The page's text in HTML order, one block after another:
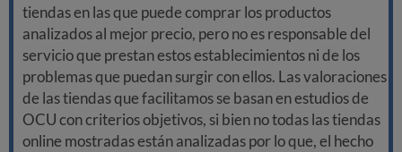
tiendas en las que puede comprar los productos
analizados al mejor precio, pero no es responsable del
servicio que prestan estos establecimientos ni de los
problemas que puedan surgir con ellos. Las valoraciones
de las tiendas que facilitamos se basan en estudios de
OCU con criterios objetivos, si bien no todas las tiendas
online mostradas están analizadas por lo que, el hecho